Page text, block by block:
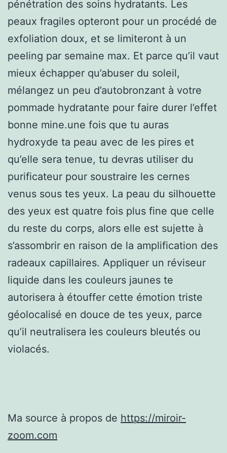
pénétration des soins hydratants. Les
peaux fragiles opteront pour un procédé de
exfoliation doux, et se limiteront à un
peeling par semaine max. Et parce qu’il vaut
mieux échapper qu’abuser du soleil,
mélangez un peu d’autobronzant à votre
pommade hydratante pour faire durer l’effet
bonne mine.une fois que tu auras
hydroxyde ta peau avec de les pires et
qu’elle sera tenue, tu devras utiliser du
purificateur pour soustraire les cernes
venus sous tes yeux. La peau du silhouette
des yeux est quatre fois plus fine que celle
du reste du corps, alors elle est sujette à
s’assombrir en raison de la amplification des
radeaux capillaires. Appliquer un réviseur
liquide dans les couleurs jaunes te
autorisera à étouffer cette émotion triste
géolocalisé en douce de tes yeux, parce
qu’il neutralisera les couleurs bleutés ou
violacés.
Ma source à propos de https://miroir-
zoom.com